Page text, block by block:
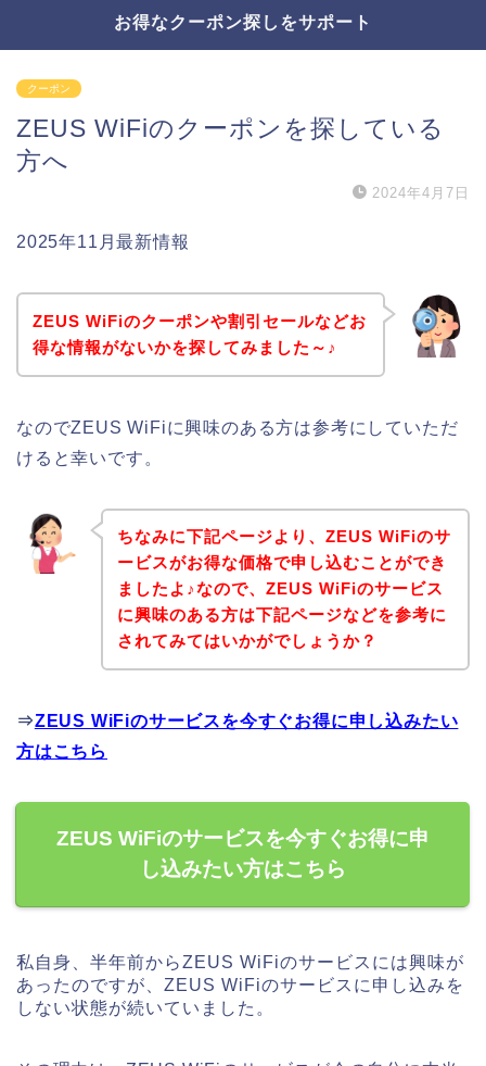
お得なクーポン探しをサポート
クーポン
ZEUS WiFiのクーポンを探している
方へ
2024年4月7日
2025年11月最新情報
ZEUS WiFiのクーポンや割引セールなどお
得な情報がないかを探してみました～♪
なのでZEUS WiFiに興味のある方は参考にしていただ
けると幸いです。
ちなみに下記ページより、ZEUS WiFiのサ
ービスがお得な価格で申し込むことができ
ましたよ♪なので、ZEUS WiFiのサービス
に興味のある方は下記ページなどを参考に
されてみてはいかがでしょうか？
⇒ZEUS WiFiのサービスを今すぐお得に申し込みたい
方はこちら
ZEUS WiFiのサービスを今すぐお得に申
し込みたい方はこちら
私自身、半年前からZEUS WiFiのサービスには興味が
あったのですが、ZEUS WiFiのサービスに申し込みを
しない状態が続いていました。